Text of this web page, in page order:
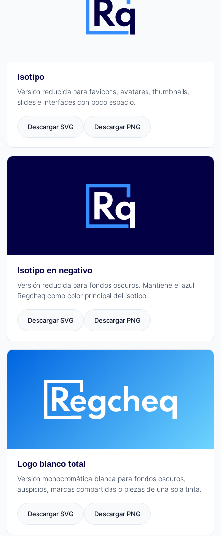
Isotipo
Versión reducida para favicons, avatares, thumbnails,
slides e interfaces con poco espacio.
Descargar SVG Descargar PNG
Isotipo en negativo
Versión reducida para fondos oscuros. Mantiene el azul
Regcheq como color principal del isotipo.
Descargar SVG Descargar PNG
Logo blanco total
Versión monocromática blanca para fondos oscuros,
auspicios, marcas compartidas o piezas de una sola tinta.
Descargar SVG Descargar PNG